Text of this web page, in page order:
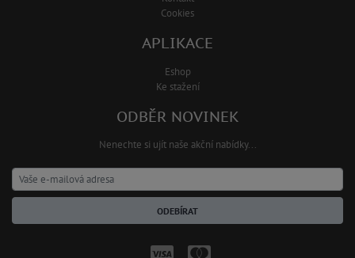
Cookies
APLIKACE
Eshop
Ke stažení
ODBĚR NOVINEK
Nenechte si ujít naše akční nabídky...
ODEBÍRAT